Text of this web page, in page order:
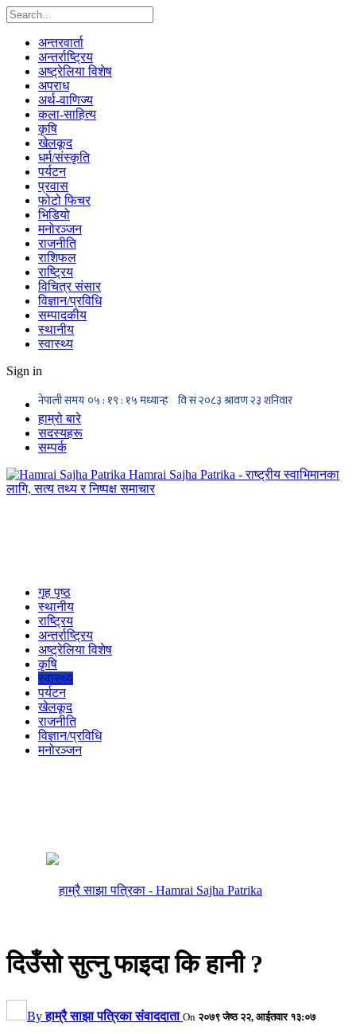
अन्तरवार्ता
अन्तर्राष्ट्रिय
अष्ट्रेलिया विशेष
अपराध
अर्थ-वाणिज्य
कला-साहित्य
कृषि
खेलकूद
धर्म/संस्कृति
पर्यटन
प्रवास
फोटो फिचर
भिडियो
मनोरञ्जन
राजनीति
राशिफल
राष्ट्रिय
विचित्र संसार
विज्ञान/प्रविधि
सम्पादकीय
स्थानीय
स्वास्थ्य
Sign in
हाम्रो बारे
सदस्यहरू
सम्पर्क
Hamrai Sajha Patrika - राष्ट्रीय स्वाभिमानका
लागि, सत्य तथ्य र निष्पक्ष समाचार
गृह पृष्ठ
स्थानीय
राष्ट्रिय
अन्तर्राष्ट्रिय
अष्ट्रेलिया विशेष
कृषि
स्वास्थ्य
पर्यटन
खेलकूद
राजनीति
विज्ञान/प्रविधि
मनोरञ्जन
दिउँसो सुत्नु फाइदा कि हानी ?
Byहाम्रै साझा पत्रिका संवाददाता On २०७९ जेष्ठ २२, आईतवार १३:०७